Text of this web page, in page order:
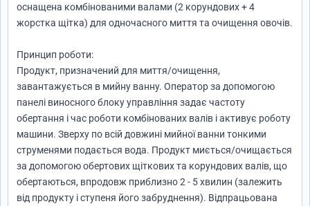
оснащена комбінованими валами (2 корундових + 4
жорстка щітка) для одночасного миття та очищення овочів.
Принцип роботи:
Продукт, призначений для миття/очищення,
завантажується в мийну ванну. Оператор за допомогою
панелі виносного блоку управління задає частоту
обертання і час роботи комбінованих валів і активує роботу
машини. Зверху по всій довжині мийної ванни тонкими
струменями подається вода. Продукт миється/очищається
за допомогою обертових щіткових та корундових валів, що
обертаються, впродовж приблизно 2 - 5 хвилин (залежить
від продукту і ступеня його забруднення). Відпрацьована